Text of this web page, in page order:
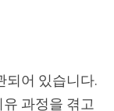
되어 있습니다.
과정을 겪고